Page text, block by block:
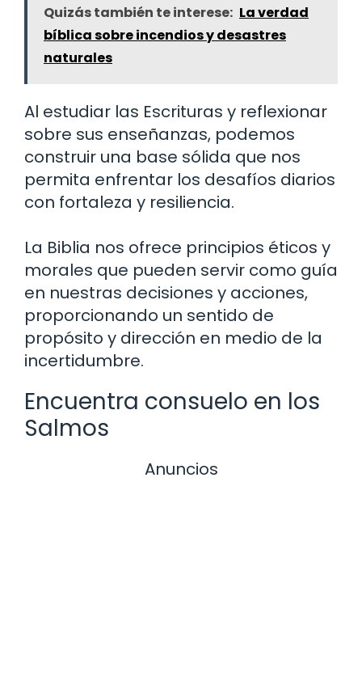
Quizás también te interese: La verdad
bíblica sobre incendios y desastres
naturales
Al estudiar las Escrituras y reflexionar
sobre sus enseñanzas, podemos
construir una base sólida que nos
permita enfrentar los desafíos diarios
con fortaleza y ​​resiliencia.
La Biblia nos ofrece principios éticos y
morales que pueden servir como guía
en nuestras decisiones y acciones,
proporcionando un sentido de
propósito y dirección en medio de la
incertidumbre.
Encuentra consuelo en los
Salmos
Anuncios